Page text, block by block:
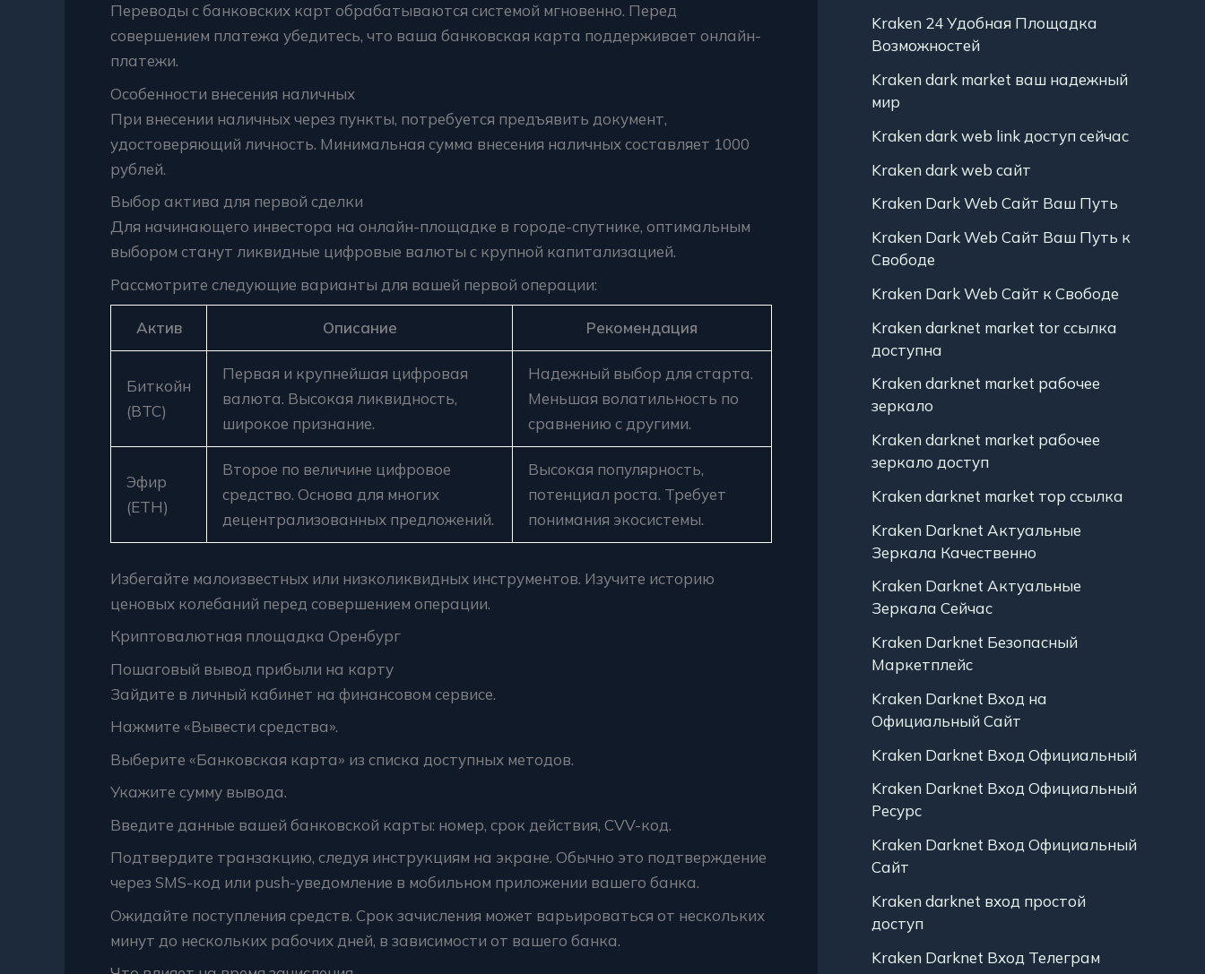
Переводы с банковских карт обрабатываются системой мгновенно. Перед
совершением платежа убедитесь, что ваша банковская карта поддерживает онлайн-
платежи.
Особенности внесения наличных
При внесении наличных через пункты, потребуется предъявить документ,
удостоверяющий личность. Минимальная сумма внесения наличных составляет 1000
рублей.
Выбор актива для первой сделки
Для начинающего инвестора на онлайн-площадке в городе-спутнике, оптимальным
выбором станут ликвидные цифровые валюты с крупной капитализацией.
Рассмотрите следующие варианты для вашей первой операции:
Актив Описание Рекомендация
Биткойн
(BTC)
Первая и крупнейшая цифровая
валюта. Высокая ликвидность,
широкое признание.
Надежный выбор для старта.
Меньшая волатильность по
сравнению с другими.
Эфир
(ETH)
Второе по величине цифровое
средство. Основа для многих
децентрализованных предложений.
Высокая популярность,
потенциал роста. Требует
понимания экосистемы.
Избегайте малоизвестных или низколиквидных инструментов. Изучите историю
ценовых колебаний перед совершением операции.
Криптовалютная площадка Оренбург
Пошаговый вывод прибыли на карту
Зайдите в личный кабинет на финансовом сервисе.
Нажмите «Вывести средства».
Выберите «Банковская карта» из списка доступных методов.
Укажите сумму вывода.
Введите данные вашей банковской карты: номер, срок действия, CVV-код.
Подтвердите транзакцию, следуя инструкциям на экране. Обычно это подтверждение
через SMS-код или push-уведомление в мобильном приложении вашего банка.
Ожидайте поступления средств. Срок зачисления может варьироваться от нескольких
минут до нескольких рабочих дней, в зависимости от вашего банка.
Kraken 24 Удобная Площадка
Возможностей
Kraken dark market ваш надежный
мир
Kraken dark web link доступ сейчас
Kraken dark web сайт
Kraken Dark Web Сайт Ваш Путь
Kraken Dark Web Сайт Ваш Путь к
Свободе
Kraken Dark Web Сайт к Свободе
Kraken darknet market tor ссылка
доступна
Kraken darknet market рабочее
зеркало
Kraken darknet market рабочее
зеркало доступ
Kraken darknet market тор ссылка
Kraken Darknet Актуальные
Зеркала Качественно
Kraken Darknet Актуальные
Зеркала Сейчас
Kraken Darknet Безопасный
Маркетплейс
Kraken Darknet Вход на
Официальный Сайт
Kraken Darknet Вход Официальный
Kraken Darknet Вход Официальный
Ресурс
Kraken Darknet Вход Официальный
Сайт
Kraken darknet вход простой
доступ
Kraken Darknet Вход Телеграм